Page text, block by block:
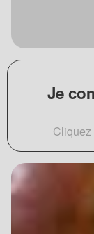
Je
Cliquez